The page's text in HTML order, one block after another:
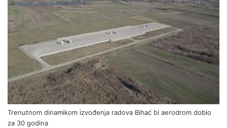
Trenutnom dinamikom izvođenja radova Bihać bi aerodrom dobio
za 30 godina